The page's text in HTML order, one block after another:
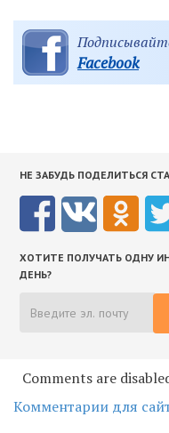
Facebook
НЕ ЗАБУДЬ ПОДЕЛИТЬСЯ
ХОТИТЕ ПОЛУЧАТЬ ОДНУ
ДЕНЬ?
Comments are
Комментарии для